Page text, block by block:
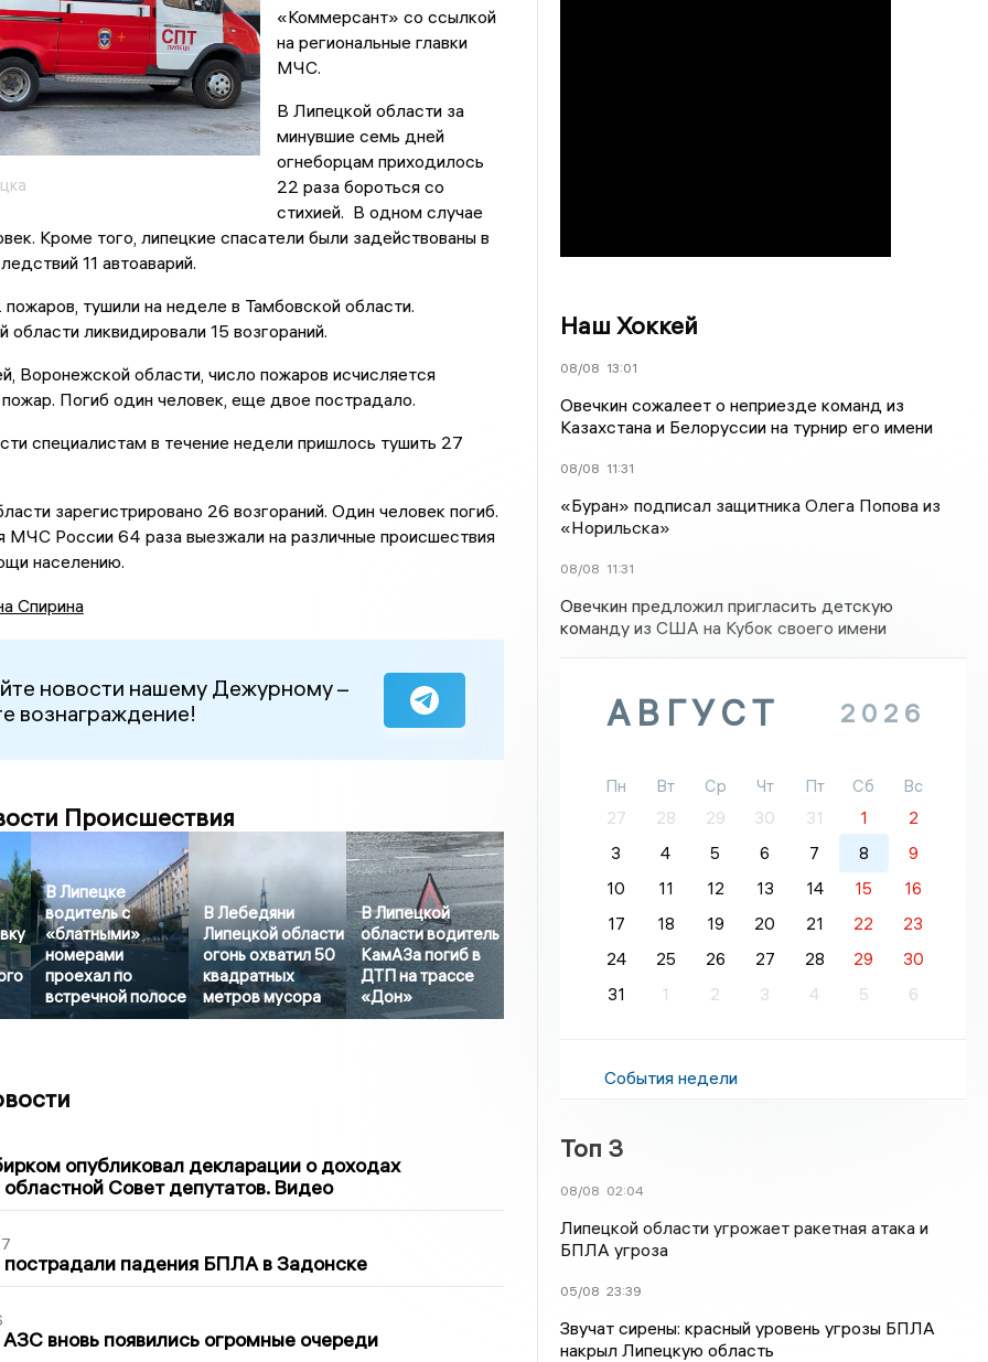
«Коммерсант» со ссылкой
на региональные главки
МЧС.
В Липецкой области за
минувшие семь дней
огнеборцам приходилось
22 раза бороться со
стихией. В одном случае
Кроме того, липецкие спасатели были задействованы в
11 автоаварий.
тушили на неделе в Тамбовской области.
области ликвидировали 15 возгораний.
Воронежской области, число пожаров исчисляется
Погиб один человек, еще двое пострадало.
специалистам в течение недели пришлось тушить 27
зарегистрировано 26 возгораний. Один человек погиб.
МЧС России 64 раза выезжали на различные происшествия
населению.
Спирина
новости нашему Дежурному –
вознаграждение!
Происшествия
В Липецке
водитель с
«блатными»
номерами
проехал по
встречной полосе
В Лебедяни
Липецкой области
огонь охватил 50
квадратных
метров мусора
В Липецкой
области водитель
КамАЗа погиб в
ДТП на трассе
«Дон»
опубликовал декларации о доходах
Совет депутатов. Видео
пострадали падения БПЛА в Задонске
вновь появились огромные очереди
Наш Хоккей
08/08 13:01
Овечкин сожалеет о неприезде команд из
Казахстана и Белоруссии на турнир его имени
08/08 11:31
«Буран» подписал защитника Олега Попова из
«Норильска»
08/08 11:31
Овечкин предложил пригласить детскую
команду из США на Кубок своего имени
АВГУСТ 2026
Пн Вт Ср Чт Пт Сб
Вс
27
28 29 30 31 1
2
3
4 5 6 7 8
9
10
11 12 13 14 15
16
17
18 19 20 21 22
23
24
25 26 27 28 29
30
31
1 2 3 4 5 6
События недели
Топ 3
08/08 02:04
Липецкой области угрожает ракетная атака и
БПЛА угроза
05/08 23:39
Звучат сирены: красный уровень угрозы БПЛА
накрыл Липецкую область